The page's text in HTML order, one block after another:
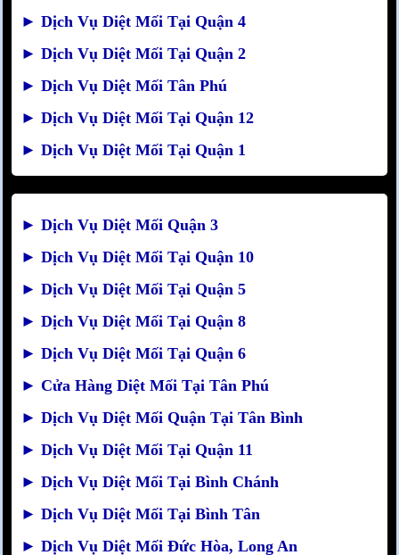
► Dịch Vụ Diệt Mối Tại Quận 4
► Dịch Vụ Diệt Mối Tại Quận 2
► Dịch Vụ Diệt Mối Tân Phú
► Dịch Vụ Diệt Mối Tại Quận 12
► Dịch Vụ Diệt Mối Tại Quận 1
► Dịch Vụ Diệt Mối Quận 3
► Dịch Vụ Diệt Mối Tại Quận 10
► Dịch Vụ Diệt Mối Tại Quận 5
► Dịch Vụ Diệt Mối Tại Quận 8
► Dịch Vụ Diệt Mối Tại Quận 6
► Cửa Hàng Diệt Mối Tại Tân Phú
► Dịch Vụ Diệt Mối Quận Tại Tân Bình
► Dịch Vụ Diệt Mối Tại Quận 11
► Dịch Vụ Diệt Mối Tại Bình Chánh
► Dịch Vụ Diệt Mối Tại Bình Tân
► Dịch Vụ Diệt Mối Đức Hòa, Long An